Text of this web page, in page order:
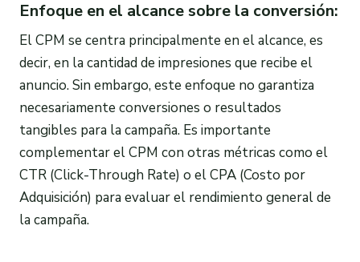
Enfoque en el alcance sobre la conversión:
El CPM se centra principalmente en el alcance, es
decir, en la cantidad de impresiones que recibe el
anuncio. Sin embargo, este enfoque no garantiza
necesariamente conversiones o resultados
tangibles para la campaña. Es importante
complementar el CPM con otras métricas como el
CTR (Click-Through Rate) o el CPA (Costo por
Adquisición) para evaluar el rendimiento general de
la campaña.